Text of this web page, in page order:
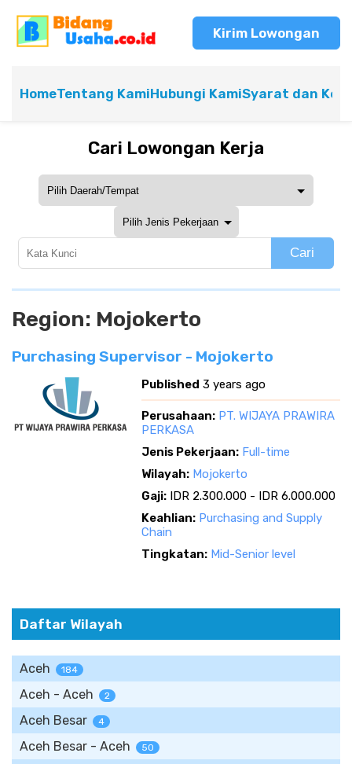
Kirim Lowongan
HomeTentang KamiHubungi KamiSyarat dan
Cari Lowongan Kerja
Cari
Region: Mojokerto
Purchasing Supervisor - Mojokerto
Published 3 years ago
Perusahaan: PT. WIJAYA PRAWIRA
PERKASA
Jenis Pekerjaan: Full-time
Wilayah: Mojokerto
Gaji: IDR 2.300.000 - IDR 6.000.000
Keahlian: Purchasing and Supply
Chain
Tingkatan: Mid-Senior level
Daftar Wilayah
Aceh 184
Aceh - Aceh 2
Aceh Besar 4
Aceh Besar - Aceh 50